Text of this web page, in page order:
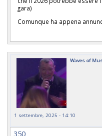
gara)
Comunque ha appena
Waves of
1 settembre, 2025 - 14:10
350